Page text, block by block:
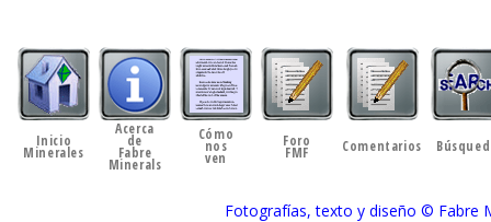
Inicio
Minerales
Acerca
de
Fabre
Minerals
Cómo
nos
ven
Foro
FMF Comentarios
Fotografías, texto y diseño © Fabre